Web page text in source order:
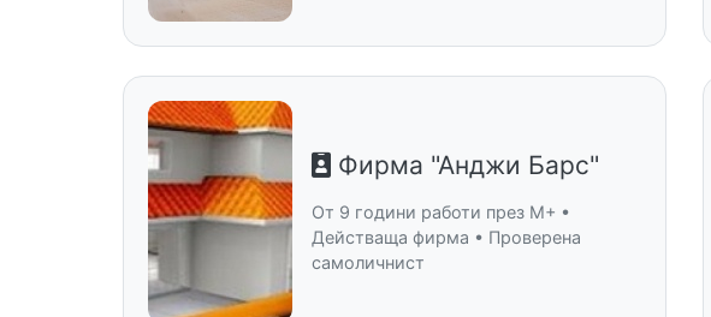
Фирма "Анджи Барс"
От 9 години работи през M+ •
Действаща фирма • Проверена
самоличнист